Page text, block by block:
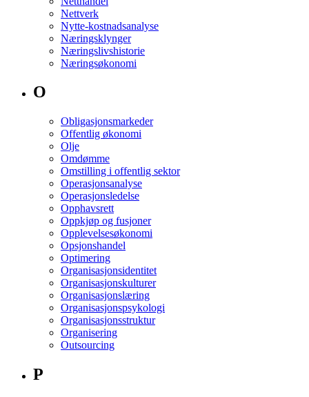
Nettverk
Nytte-kostnadsanalyse
Næringsklynger
Næringslivshistorie
Næringsøkonomi
O
Obligasjonsmarkeder
Offentlig økonomi
Olje
Omdømme
Omstilling i offentlig sektor
Operasjonsanalyse
Operasjonsledelse
Opphavsrett
Oppkjøp og fusjoner
Opplevelsesøkonomi
Opsjonshandel
Optimering
Organisasjonsidentitet
Organisasjonskulturer
Organisasjonslæring
Organisasjonspsykologi
Organisasjonsstruktur
Organisering
Outsourcing
P